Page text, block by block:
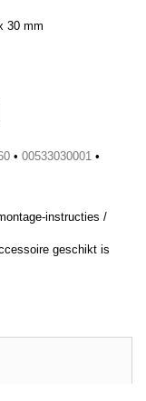
30 mm
• 00533030001 •
instructies /
geschikt is